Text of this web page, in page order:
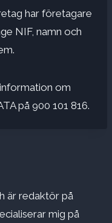
har företagare
NIF, namn och
om
på 900 101 816.
är redaktör på
mig på